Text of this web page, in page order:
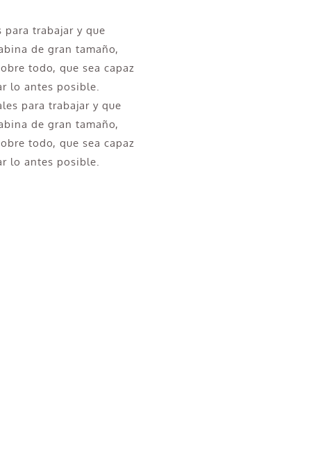
para trabajar y que
de gran tamaño,
todo, que sea capaz
lo antes posible.
para trabajar y que
de gran tamaño,
todo, que sea capaz
lo antes posible.